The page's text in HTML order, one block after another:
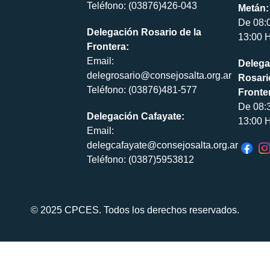
Teléfono: (03876)426-043
Delegación Rosario de la
Frontera:
Email:
delegrosario@consejosalta.org.ar
Teléfono: (03876)481-577
Delegación Cafayate:
Email:
delegcafayate@consejosalta.org.ar
Teléfono: (0387)5953812
Metán:
De
13:00
De
13:00
© 2025 CPCES. Todos los derechos reservados.